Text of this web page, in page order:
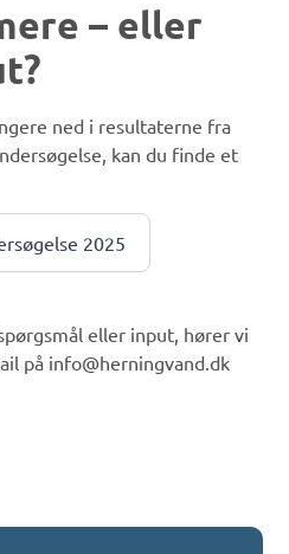
– eller
ned i resultaterne fra
kan du finde et
2025
eller input, hører vi
på info@herningvand.dk